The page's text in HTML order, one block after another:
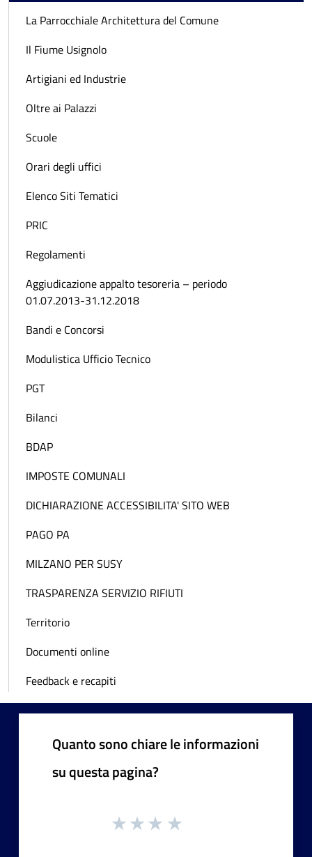
La Parrocchiale Architettura del Comune
Il Fiume Usignolo
Artigiani ed Industrie
Oltre ai Palazzi
Scuole
Orari degli uffici
Elenco Siti Tematici
PRIC
Regolamenti
Aggiudicazione appalto tesoreria – periodo
01.07.2013-31.12.2018
Bandi e Concorsi
Modulistica Ufficio Tecnico
PGT
Bilanci
BDAP
IMPOSTE COMUNALI
DICHIARAZIONE ACCESSIBILITA' SITO WEB
PAGO PA
MILZANO PER SUSY
TRASPARENZA SERVIZIO RIFIUTI
Territorio
Documenti online
Feedback e recapiti
Quanto sono chiare le informazioni
su questa pagina?